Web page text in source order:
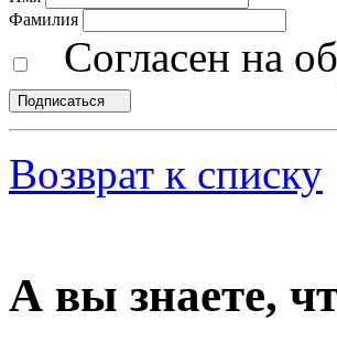
Фамилия
Согласен на
Подписаться
Возврат к списку
А вы знаете,